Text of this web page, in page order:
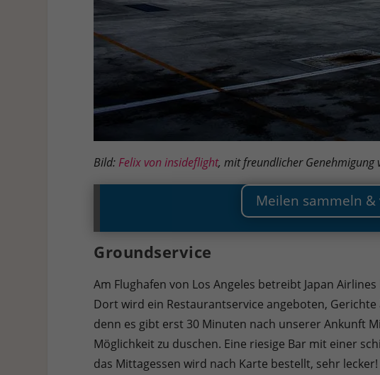
Bild: Felix von insideflight, mit freundlicher Genehmigung
Meilen sammeln
Groundservice
Am Flughafen von Los Angeles betreibt Japan
Dort wird ein Restaurantservice angeboten,
denn es gibt erst 30 Minuten nach unserer Ankunft
Möglichkeit zu duschen. Eine riesige Bar mit einer
das Mittagessen wird nach Karte bestellt, sehr